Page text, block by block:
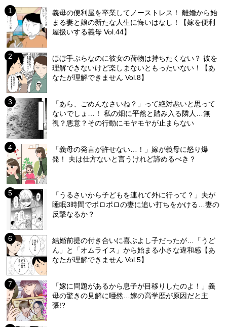
義母の便利屋を卒業してノーストレス！ 離婚から始
まる妻と娘の新たな人生に悔いはなし！【嫁を便利
屋扱いする義母 Vol.44】
ほぼ手ぶらなのに彼女の荷物は持ちたくない？ 彼を
理解できないけど楽しまないともったいない！【あ
なたが理解できません Vol.8】
「あら、ごめんなさいね？」って絶対悪いと思って
ないでしょ…！ 私の畑に平然と踏み入る隣人…無
視？悪意？その行動にモヤモヤが止まらない
「義母の発言が許せない…！」嫁が義母に怒り爆
発！ 夫は仕方ないと言うけれど諦めるべき？
「うるさいから子どもを連れて外に行って？」夫が
睡眠3時間でボロボロの妻に追い打ちをかける…妻の
反撃なるか？
結婚前提の付き合いに喜ぶよし子だったが…「うど
ん」と「オムライス」から始まる小さな違和感【あ
なたが理解できません Vol.5】
「嫁に問題があるから息子が目移りしたのよ！」義
母の驚きの見解に唖然…嫁の高学歴が原因だと主
張!?